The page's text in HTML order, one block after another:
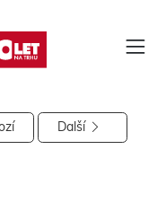
hledat
Další